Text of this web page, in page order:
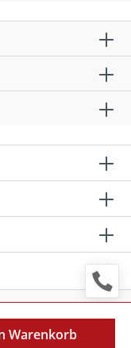
Warenkorb
beschrieben
vorbehalten